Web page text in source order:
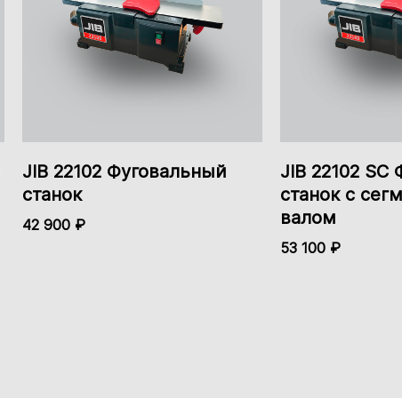
JIB 22102 Фуговальный
станок
42 900 ₽
JIB 22102 SC
станок с
валом
53 100 ₽